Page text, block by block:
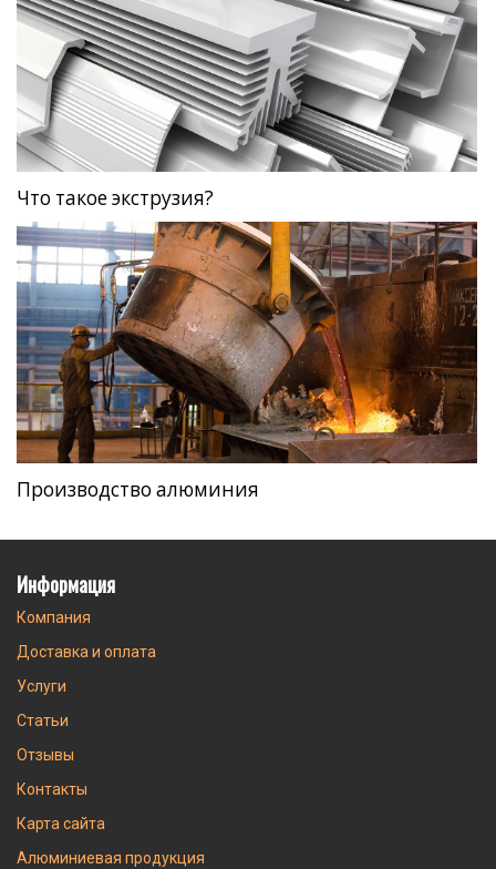
Что такое экструзия?
Производство алюминия
Информация
Компания
Доставка и оплата
Услуги
Статьи
Отзывы
Контакты
Карта сайта
Алюминиевая продукция